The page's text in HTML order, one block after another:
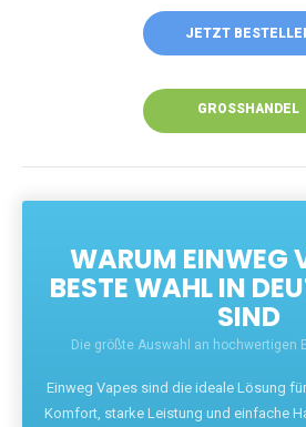
JETZT
GROSSHANDEL
WARUM EINWEG
BESTE WAHL IN
SIND
Die größte Auswahl an hochwertigen
Einweg Vapes sind die ideale Lösung
Komfort, starke Leistung und einfache